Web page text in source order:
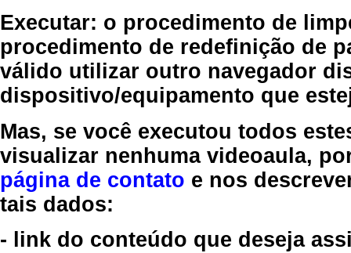
Executar: o procedimento de
procedimento de redefinição de
válido utilizar outro navegador
dispositivo/equipamento que
Mas, se você executou todos
visualizar nenhuma videoaula,
página de contato e nos
tais dados:
- link do conteúdo que deseja